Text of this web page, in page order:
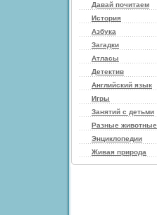
Давай почитаем
История
Азбука
Загадки
Атласы
Детектив
Английский язык
Игры
Занятий с детьми
Разные животные
Энциклопедии
Живая природа